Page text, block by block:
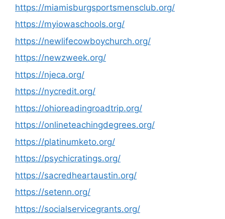
https://miamisburgsportsmensclub.org/
https://myiowaschools.org/
https://newlifecowboychurch.org/
https://newzweek.org/
https://njeca.org/
https://nycredit.org/
https://ohioreadingroadtrip.org/
https://onlineteachingdegrees.org/
https://platinumketo.org/
https://psychicratings.org/
https://sacredheartaustin.org/
https://setenn.org/
https://socialservicegrants.org/